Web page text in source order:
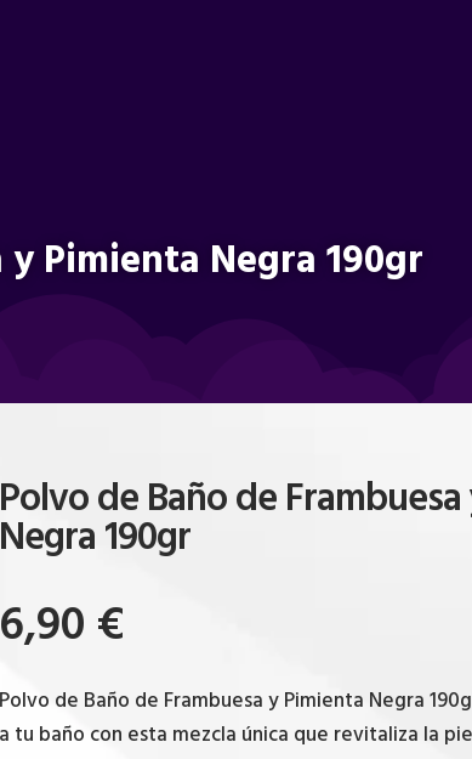
Pimienta Negra 190gr
Polvo de Baño de
Negra 190gr
6,90€
Polvo de Baño de Frambuesa y Pimienta Negra
a tu baño con esta mezcla única que revitaliza la